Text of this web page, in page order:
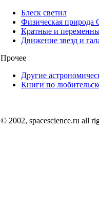
Блеск светил
Физическая природа
Кратные и
Движение звезд и
Прочее
Другие
Книги по
© 2002, spacescience.ru all